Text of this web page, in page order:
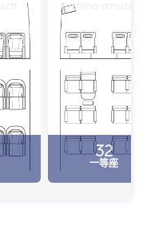
32
一等座
china-emu.cn